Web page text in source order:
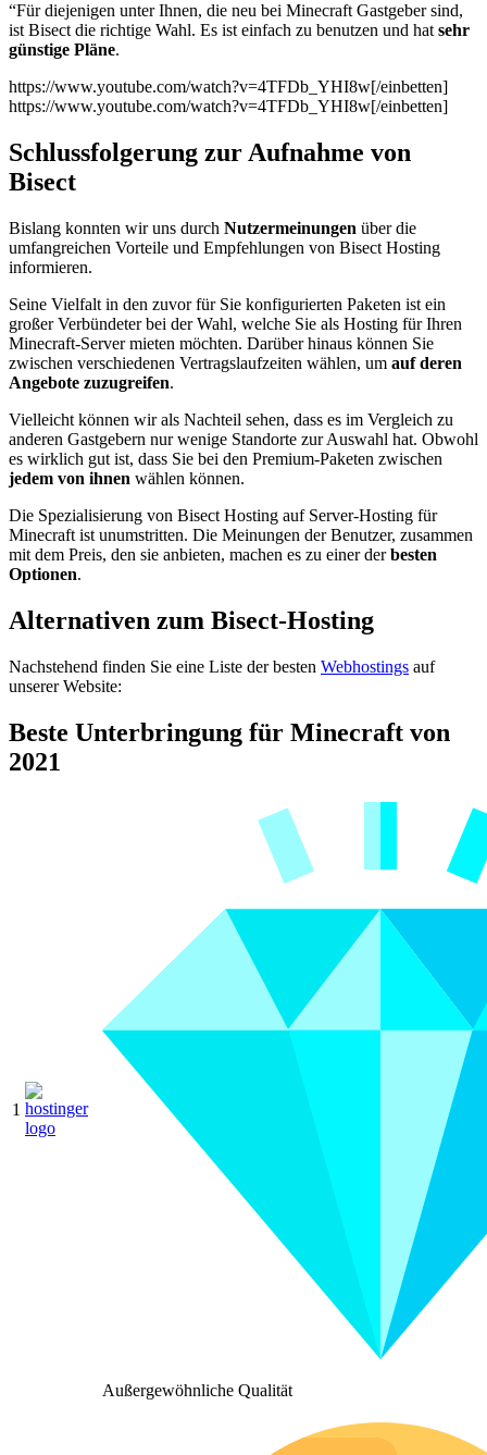
“Für diejenigen unter Ihnen, die neu bei Minecraft Gastgeber sind,
ist Bisect die richtige Wahl. Es ist einfach zu benutzen und hat sehr
günstige Pläne.
https://www.youtube.com/watch?v=4TFDb_YHI8w[/einbetten]
https://www.youtube.com/watch?v=4TFDb_YHI8w[/einbetten]
Schlussfolgerung zur Aufnahme von
Bisect
Bislang konnten wir uns durch Nutzermeinungen über die
umfangreichen Vorteile und Empfehlungen von Bisect Hosting
informieren.
Seine Vielfalt in den zuvor für Sie konfigurierten Paketen ist ein
großer Verbündeter bei der Wahl, welche Sie als Hosting für Ihren
Minecraft-Server mieten möchten. Darüber hinaus können Sie
zwischen verschiedenen Vertragslaufzeiten wählen, um auf deren
Angebote zuzugreifen.
Vielleicht können wir als Nachteil sehen, dass es im Vergleich zu
anderen Gastgebern nur wenige Standorte zur Auswahl hat. Obwohl
es wirklich gut ist, dass Sie bei den Premium-Paketen zwischen
jedem von ihnen wählen können.
Die Spezialisierung von Bisect Hosting auf Server-Hosting für
Minecraft ist unumstritten. Die Meinungen der Benutzer, zusammen
mit dem Preis, den sie anbieten, machen es zu einer derbesten
Optionen.
Alternativen zum Bisect-Hosting
Nachstehend finden Sie eine Liste der besten Webhostings auf
unserer Website:
Beste Unterbringung für Minecraft von
2021
1
Außergewöhnliche Qualität